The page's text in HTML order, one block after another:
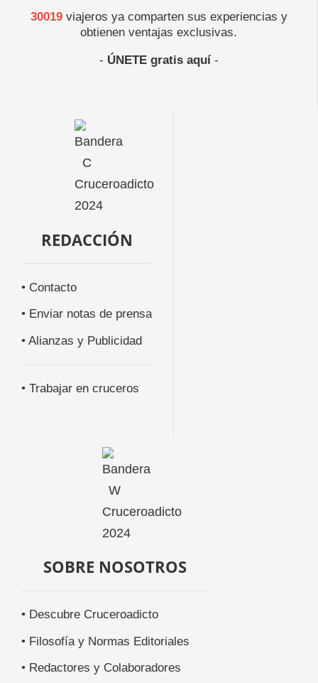
30019viajeros ya comparten sus experiencias y
obtienen ventajas exclusivas.
- ÚNETE gratis aquí-
REDACCIÓN
• Contacto
• Enviar notas de prensa
• Alianzas y Publicidad
• Trabajar en cruceros
SOBRE NOSOTROS
• Descubre Cruceroadicto
• Filosofía y Normas Editoriales
• Redactores y Colaboradores